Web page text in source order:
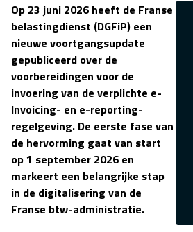
Op 23 juni 2026 heeft de Franse
belastingdienst (DGFiP) een
nieuwe voortgangsupdate
gepubliceerd over de
voorbereidingen voor de
invoering van de verplichte e-
Invoicing- en e-reporting-
regelgeving. De eerste fase van
de hervorming gaat van start
op 1 september 2026 en
markeert een belangrijke stap
in de digitalisering van de
Franse btw-administratie.